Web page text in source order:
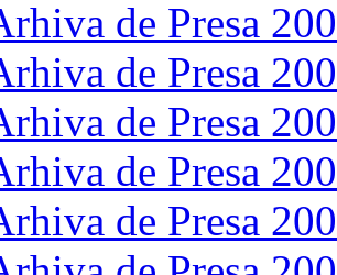
de Presa
de Presa
de Presa
de Presa
de Presa